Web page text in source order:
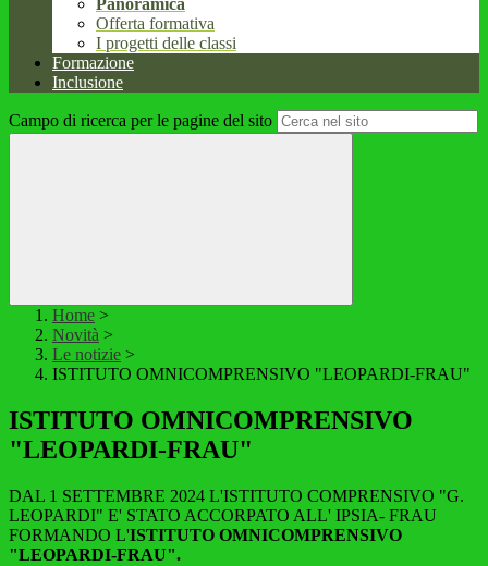
Panoramica
Offerta formativa
I progetti delle classi
Formazione
Inclusione
Campo di ricerca per le pagine del sito
Home >
Novità >
Le notizie >
ISTITUTO OMNICOMPRENSIVO "LEOPARDI-FRAU"
ISTITUTO OMNICOMPRENSIVO
"LEOPARDI-FRAU"
DAL 1 SETTEMBRE 2024 L'ISTITUTO COMPRENSIVO "G.
LEOPARDI" E' STATO ACCORPATO ALL' IPSIA- FRAU
FORMANDO L'ISTITUTO OMNICOMPRENSIVO
"LEOPARDI-FRAU".